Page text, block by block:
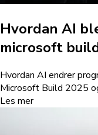
Hvordan AI
microsoft
Hvordan AI endrer
Microsoft Build 2025
Les mer